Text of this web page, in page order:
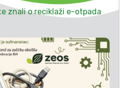
znali o reciklaži e-otpada